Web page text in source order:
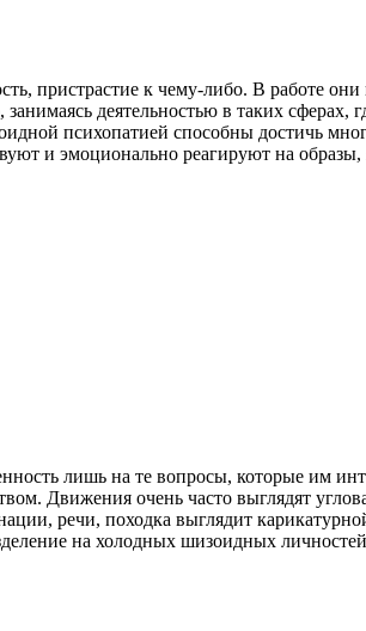
пристрастие к чему-либо. В работе
деятельностью в таких сферах,
психопатией способны достичь
и эмоционально реагируют на
лишь на те вопросы, которые им
Движения очень часто выглядят
речи, походка выглядит
на холодных шизоидных